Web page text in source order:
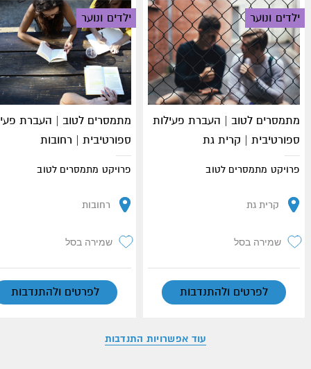
ילדים ונוער
מתמסרים לטוב | העברת פעילות
ספורטיבית | קרית גת
פרויקט מתמסרים לטוב
קרית גת
שמירה בסל
לפרטים ולהתנדבות
ילדים ונוער
מתמסרים לטוב | העברת
ספורטיבית | רחובות
פרויקט מתמסרים לטוב
רחובות
שמירה בסל
לפרטים ולהתנדבות
עוד אפשרויות התנדבות